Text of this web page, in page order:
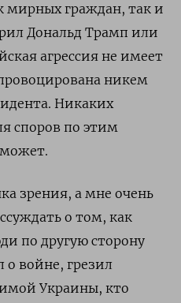
мирных граждан, так и
Дональд Трамп или
агрессия не имеет
никем
Никаких
споров по этим
зрения, а мне очень
о том, как
по другую сторону
о войне, грезил
Украины, кто